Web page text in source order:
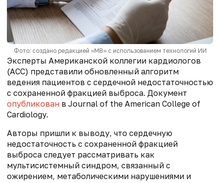
Фото: создано редакцией «МВ» с использованием технологий ИИ
Эксперты Американской коллегии кардиологов
(ACC) представили обновленный алгоритм
ведения пациентов с сердечной недостаточностью
с сохраненной фракцией выброса. Документ
опубликован в Journal of the American College of
Cardiology.
Авторы пришли к выводу, что сердечную
недостаточность с сохраненной фракцией
выброса следует рассматривать как
мультисистемный синдром, связанный с
ожирением, метаболическими нарушениями и